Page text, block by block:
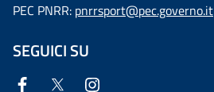
PEC PNRR: pnrrsport@pec.governo.it
SEGUICI SU